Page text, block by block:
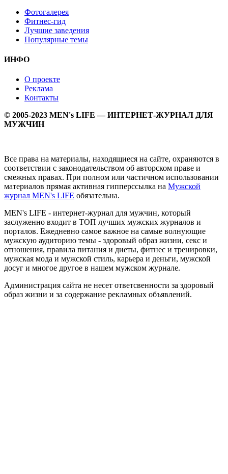
Фотогалерея
Фитнес-гид
Лучшие заведения
Популярные темы
ИНФО
О проекте
Реклама
Контакты
© 2005-2023 MEN's LIFE — ИНТЕРНЕТ-ЖУРНАЛ ДЛЯ
МУЖЧИН
Все права на материалы, находящиеся на сайте, охраняются в
соответствии с законодательством об авторском праве и
смежных правах. При полном или частичном использовании
материалов прямая активная гипперссылка на Мужской
журнал MEN's LIFE обязательна.
MEN's LIFE - интернет-журнал для мужчин, который
заслуженно входит в ТОП лучших мужских журналов и
порталов. Ежедневно самое важное на самые волнующие
мужскую аудиторию темы - здоровый образ жизни, секс и
отношения, правила питания и диеты, фитнес и тренировки,
мужская мода и мужской стиль, карьера и деньги, мужской
досуг и многое другое в нашем мужском журнале.
Администрация сайта не несет ответсвенности за здоровый
образ жизни и за содержание рекламных объявлений.